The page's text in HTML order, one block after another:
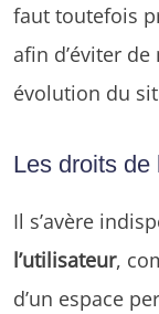
faut toutefois
afin d’éviter
évolution du
Les droits de
Il s’avère
l’utilisateur,
d’un espace